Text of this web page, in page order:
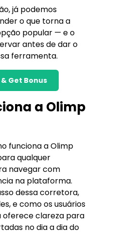
já podemos
o que torna a
popular — e o
antes de dar o
ferramenta.
Get Bonus
a Olimp
funciona a Olimp
qualquer
navegar com
na plataforma.
dessa corretora,
e como os usuários
clareza para
no dia a dia do